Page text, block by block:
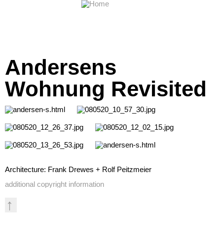
Andersens
Wohnung Revisited
Architecture: Frank Drewes + Rolf Peitzmeier
additional copyright information
↑